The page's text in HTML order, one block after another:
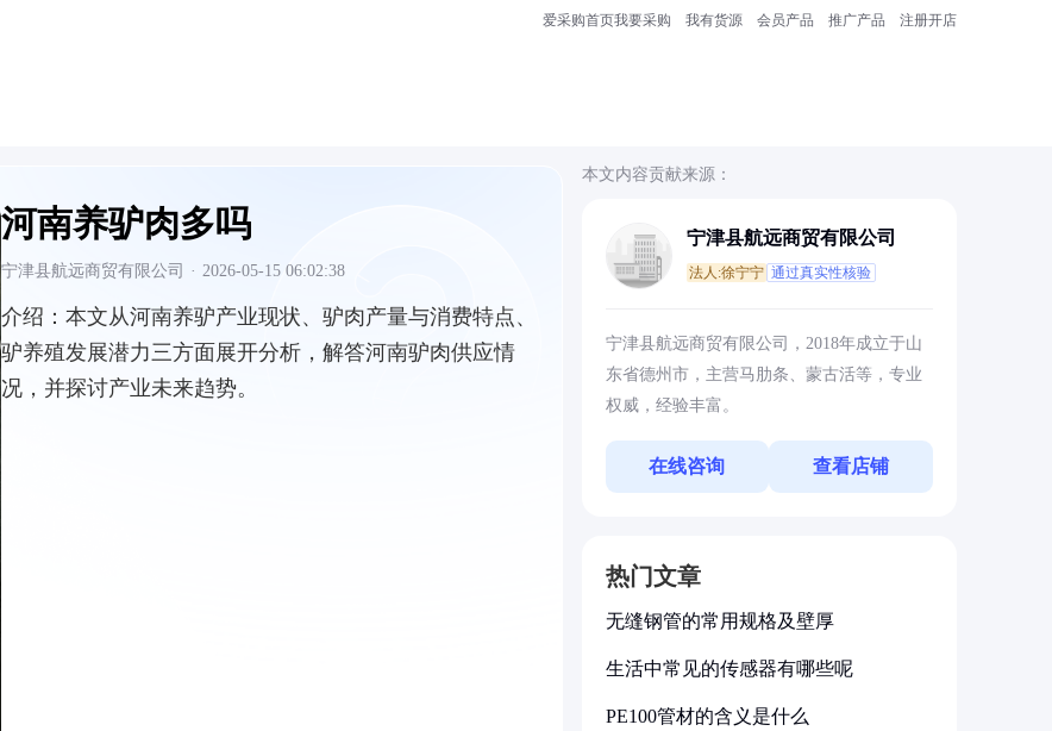
爱采购首页我要采购 我有货源 会员产品 推广产品 注册开店
河南养驴肉多吗
宁津县航远商贸有限公司 · 2026-05-15 06:02:38
介绍： 本文从河南养驴产业现状、驴肉产量与消费特点、
驴养殖发展潜力三方面展开分析，解答河南驴肉供应情
况，并探讨产业未来趋势。
本文内容贡献来源：
宁津县航远商贸有限公司
法人:徐宁宁 通过真实性核验
宁津县航远商贸有限公司，2018年成立于山
东省德州市，主营马肋条、蒙古活等，专业
权威，经验丰富。
在线咨询 查看店铺
热门文章
无缝钢管的常用规格及壁厚
生活中常见的传感器有哪些呢
PE100管材的含义是什么